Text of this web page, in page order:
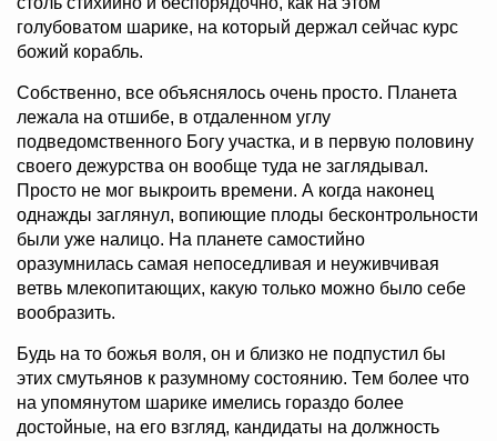
голубоватом шарике, на который держал сейчас курс
божий корабль.
Собственно, все объяснялось очень просто. Планета
лежала на отшибе, в отдаленном углу
подведомственного Богу участка, и в первую половину
своего дежурства он вообще туда не заглядывал.
Просто не мог выкроить времени. А когда наконец
однажды заглянул, вопиющие плоды бесконтрольности
были уже налицо. На планете самостийно
оразумнилась самая непоседливая и неуживчивая
ветвь млекопитающих, какую только можно было себе
вообразить.
Будь на то божья воля, он и близко не подпустил бы
этих смутьянов к разумному состоянию. Тем более что
на упомянутом шарике имелись гораздо более
достойные, на его взгляд, кандидаты на должность